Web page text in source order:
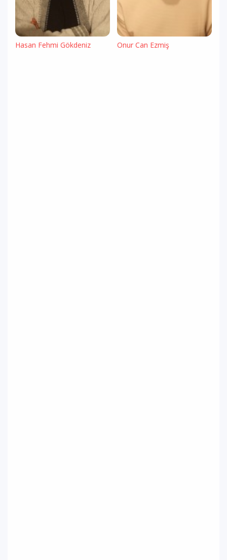
Hasan Fehmi Gökdeniz Onur Can Ezmiş